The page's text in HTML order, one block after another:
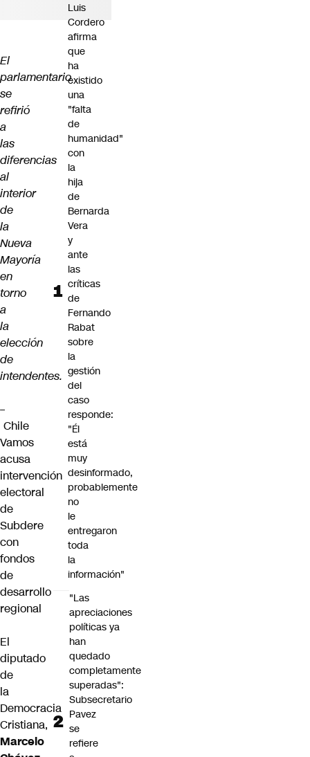
El
parlamentario
se
refirió
a
las
diferencias
al
interior
de
la
Nueva
Mayoría
en
torno
a
la
elección
de
intendentes.
–
Chile
Vamos
acusa
intervención
electoral
de
Subdere
con
fondos
de
desarrollo
regional
El
diputado
de
la
Democracia
Cristiana,
Marcelo
Luis
Cordero
afirma
que
ha
existido
una
"falta
de
humanidad"
con
la
hija
de
Bernarda
Vera
y
ante
las
críticas
de
Fernando
Rabat
sobre
la
gestión
del
caso
responde:
"Él
está
muy
desinformado,
probablemente
no
le
entregaron
toda
la
información"
"Las
apreciaciones
políticas ya
han
quedado
completamente
superadas":
Subsecretario
Pavez
se
refiere